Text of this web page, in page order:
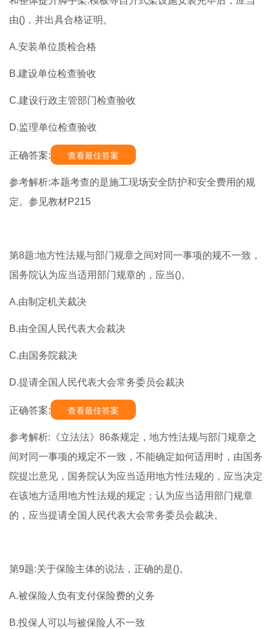
由()，并出具合格证明。
A.安装单位质检合格
B.建设单位检查验收
C.建设行政主管部门检查验收
D.监理单位检查验收
正确答案: 查看最佳答案
参考解析:本题考查的是施工现场安全防护和安全费用的规
定。参见教材P215
第8题:地方性法规与部门规章之间对同一事项的规不一致，
国务院认为应当适用部门规章的，应当()。
A.由制定机关裁决
B.由全国人民代表大会裁决
C.由国务院裁决
D.提请全国人民代表大会常务委员会裁决
正确答案: 查看最佳答案
参考解析:《立法法》86条规定，地方性法规与部门规章之
间对同一事项的规定不一致，不能确定如何适用时，由国务
院提岀意见，国务院认为应当适用地方性法规的，应当决定
在该地方适用地方性法规的规定；认为应当适用部门规章
的，应当提请全国人民代表大会常务委员会裁决。
第9题:关于保险主体的说法，正确的是()。
A.被保险人负有支付保险费的义务
B.投保人可以与被保险人不一致